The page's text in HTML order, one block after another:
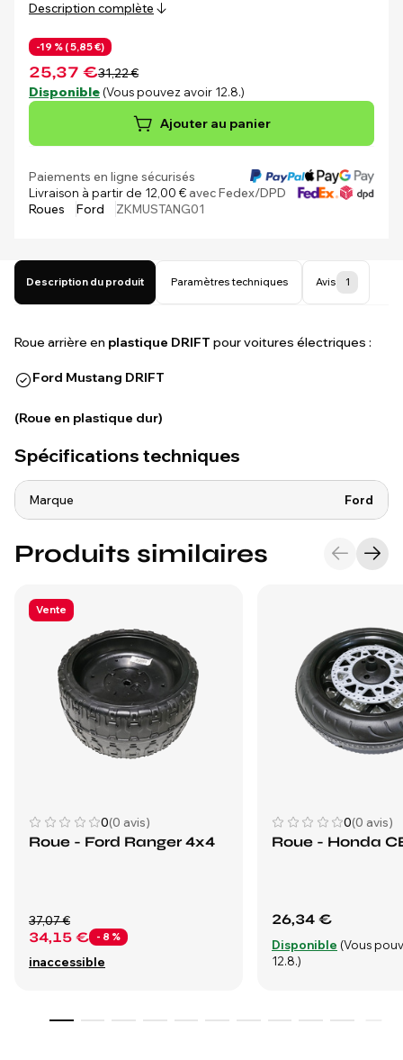
Description complète
-19 % (5,85 €)
25,37 €31,22 €
Disponible (Vous pouvez avoir 12.8.)
Ajouter au panier
Paiements en ligne sécurisés
Livraison à partir de 12,00 €avec Fedex/DPD
Roues
Ford ZKMUSTANG01
Description du produit Paramètres techniques Avis 1
Roue arrière en plastique DRIFT pour voitures électriques :
Ford Mustang DRIFT
(Roue en plastique dur)
Spécifications techniques
Marque Ford
Produits similaires
Vente
0(0 avis)
Roue - Ford Ranger 4x4
34,15 € - 8 %
37,07 €
inaccessible
0(0 avis)
Roue - Honda
26,34 €
Disponible (Vous
12.8.)